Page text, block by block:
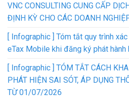
VNC CONSULTING CUNG CẤP
ĐỊNH KỲ CHO CÁC DOANH
[ Infographic ] Tóm tắt quy trình
eTax Mobile khi đăng ký phát
[ Infographic ] TÓM TẮT CÁCH
PHÁT HIỆN SAI SÓT, ÁP DỤNG
TỪ 01/07/2026